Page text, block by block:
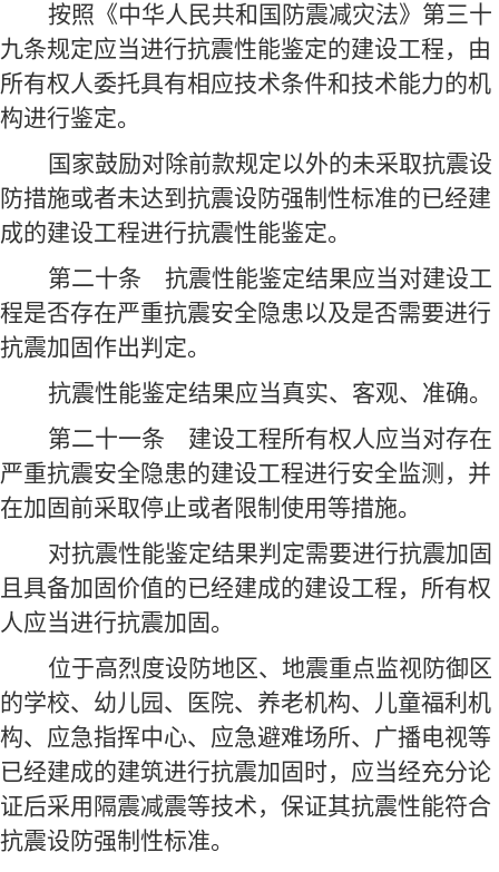
按照《中华人民共和国防震减灾法》第三十
九条规定应当进行抗震性能鉴定的建设工程，由
所有权人委托具有相应技术条件和技术能力的机
构进行鉴定。
国家鼓励对除前款规定以外的未采取抗震设
防措施或者未达到抗震设防强制性标准的已经建
成的建设工程进行抗震性能鉴定。
第二十条 抗震性能鉴定结果应当对建设工
程是否存在严重抗震安全隐患以及是否需要进行
抗震加固作出判定。
抗震性能鉴定结果应当真实、客观、准确。
第二十一条 建设工程所有权人应当对存在
严重抗震安全隐患的建设工程进行安全监测，并
在加固前采取停止或者限制使用等措施。
对抗震性能鉴定结果判定需要进行抗震加固
且具备加固价值的已经建成的建设工程，所有权
人应当进行抗震加固。
位于高烈度设防地区、地震重点监视防御区
的学校、幼儿园、医院、养老机构、儿童福利机
构、应急指挥中心、应急避难场所、广播电视等
已经建成的建筑进行抗震加固时，应当经充分论
证后采用隔震减震等技术，保证其抗震性能符合
抗震设防强制性标准。